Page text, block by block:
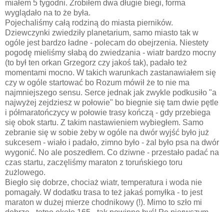
miałem 5 tygodni. Zrobiłem dwa długie biegi, forma
wyglądało na to że była.
Pojechaliśmy całą rodziną do miasta pierników.
Dziewczynki zwiedziły planetarium, samo miasto tak w
ogóle jest bardzo ładne - polecam do obejrzenia. Niestety
pogodę mieliśmy słabą do zwiedzania - wiatr bardzo mocny
(to był ten orkan Grzegorz czy jakoś tak), padało też
momentami mocno. W takich warunkach zastanawiałem się
czy w ogóle startować bo Rozum mówił że to nie ma
najmniejszego sensu. Serce jednak jak zwykle podkusiło "a
najwyżej zejdziesz w połowie" bo biegnie się tam dwie pętle
i półmaratończycy w połowie trasy kończą - gdy przebiega
się obok startu. Z takim nastawieniem wybiegłem. Samo
zebranie się w sobie żeby w ogóle na dwór wyjść było już
sukcesem - wiało i padało, zimno było - żal było psa na dwór
wygonić. No ale poszedłem. Co dziwne - przestało padać na
czas startu, zaczęliśmy maraton z toruńskiego toru
żużlowego.
Biegło się dobrze, chociaż wiatr, temperatura i woda nie
pomagały. W dodatku trasa to też jakaś pomyłka - to jest
maraton w dużej mierze chodnikowy (!). Mimo to szło mi